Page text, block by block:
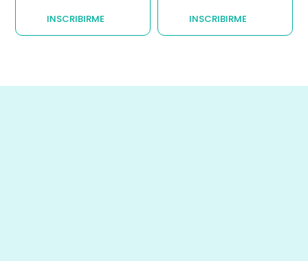
INSCRIBIRME INSCRIBIRME